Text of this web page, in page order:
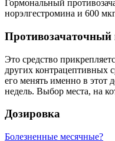
Гормональный
норэлгестромина и 600
Это средство
других контрацептивных
его менять именно в этот
недель. Выбор места, на
Дозировка
Болезненные месячные?